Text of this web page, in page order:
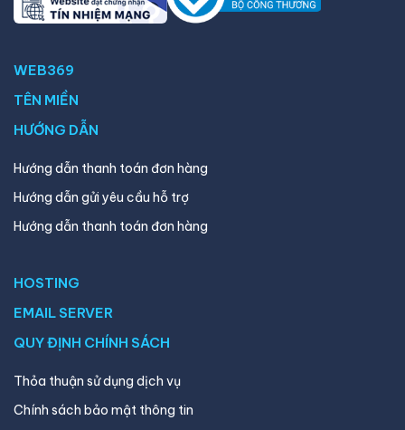
WEB369
TÊN MIỀN
HƯỚNG DẪN
Hướng dẫn thanh toán đơn hàng
Hướng dẫn gửi yêu cầu hỗ trợ
Hướng dẫn thanh toán đơn hàng
HOSTING
EMAIL SERVER
QUY ĐỊNH CHÍNH SÁCH
Thỏa thuận sử dụng dịch vụ
Chính sách bảo mật thông tin